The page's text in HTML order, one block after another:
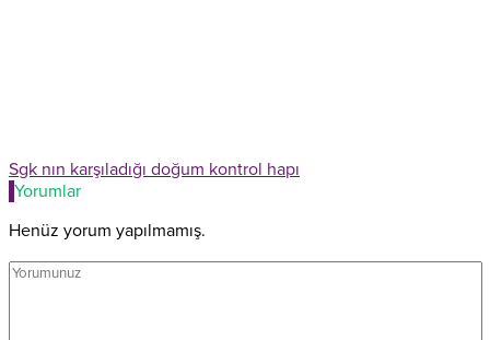
Sgk nın karşıladığı doğum kontrol hapı
Yorumlar
Henüz yorum yapılmamış.